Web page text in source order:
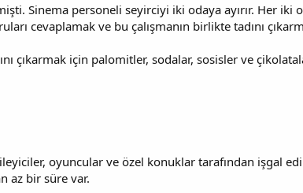
Sinema personeli seyirciyi iki odaya ayırır. Her iki
cevaplamak ve bu çalışmanın birlikte tadını
çıkarmak için palomitler, sodalar, sosisler ve
oyuncular ve özel konuklar tarafından işgal
az bir süre var.